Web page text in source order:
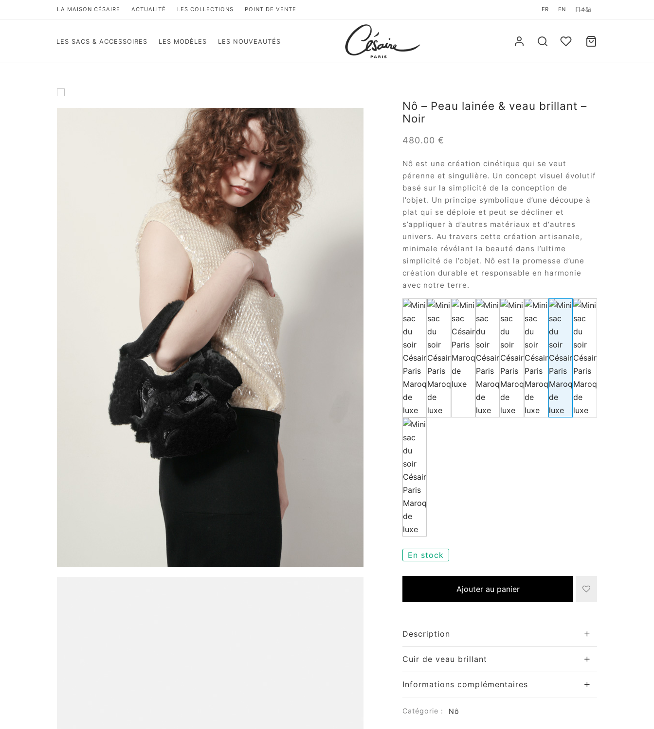
LA MAISON CÉSAIRE ACTUALITÉ LES COLLECTIONS POINT DE VENTE FR EN 日本語
LES SACS & ACCESSOIRES LES MODÈLES LES NOUVEAUTÉS
Nô – Peau lainée & veau brillant –
Noir
480.00 €
Nô est une création cinétique qui se veut
pérenne et singulière. Un concept visuel évolutif
basé sur la simplicité de la conception de
l’objet. Un principe symbolique d’une découpe à
plat qui se déploie et peut se décliner et
s’appliquer à d’autres matériaux et d‘autres
univers. Au travers cette création artisanale,
minimale révélant la beauté dans l’ultime
simplicité de l’objet. Nô est la promesse d’une
création durable et responsable en harmonie
avec notre terre.
En stock
Ajouter au panier
Description
Cuir de veau brillant
Informations complémentaires
Catégorie : Nô